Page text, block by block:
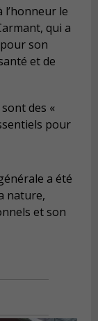
le
qui a
son
et de
des «
pour
a été
nature,
et son